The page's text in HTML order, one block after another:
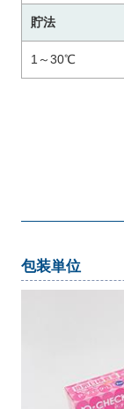
貯法
1～30℃
包装単位